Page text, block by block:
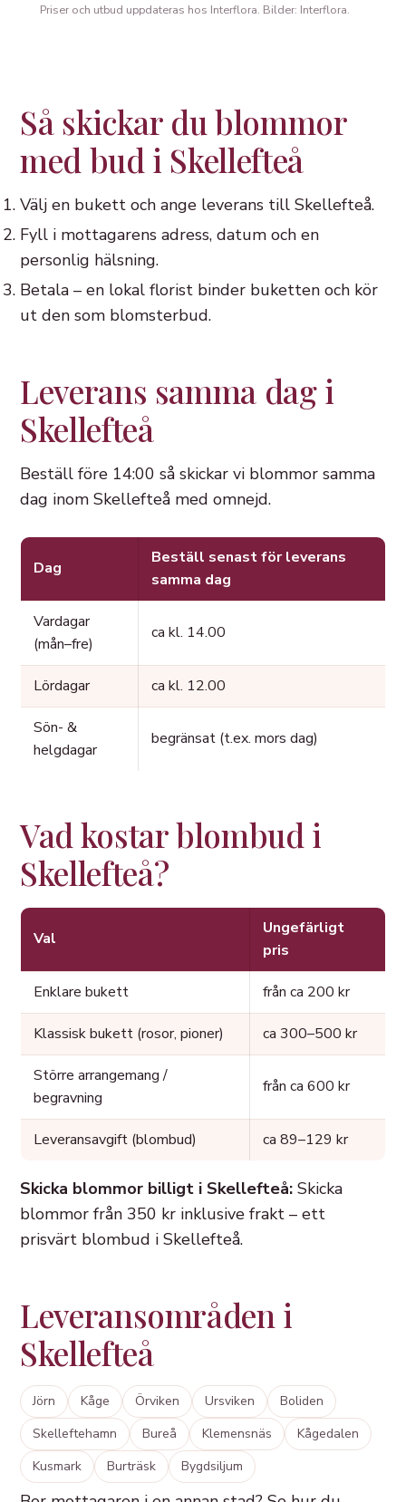
Priser och utbud uppdateras hos Interflora. Bilder: Interflora.
Så skickar du blommor
med bud i Skellefteå
Välj en bukett och ange leverans till Skellefteå.
Fyll i mottagarens adress, datum och en
personlig hälsning.
Betala – en lokal florist binder buketten och kör
ut den som blomsterbud.
Leverans samma dag i
Skellefteå
Beställ före 14:00 så skickar vi blommor samma
dag inom Skellefteå med omnejd.
Dag
Beställ senast för leverans
samma dag
Vardagar
(mån–fre)
ca kl. 14.00
Lördagar ca kl. 12.00
Sön- &
helgdagar
begränsat (t.ex. mors dag)
Vad kostar blombud i
Skellefteå?
Val
Ungefärligt
pris
Enklare bukett från ca 200 kr
Klassisk bukett (rosor, pioner) ca 300–500 kr
Större arrangemang /
begravning
från ca 600 kr
Leveransavgift (blombud) ca 89–129 kr
Skicka blommor billigt i Skellefteå: Skicka
blommor från 350 kr inklusive frakt – ett
prisvärt blombud i Skellefteå.
Leveransområden i
Skellefteå
Jörn Kåge Örviken Ursviken
Boliden
Skelleftehamn
Bureå Klemensnäs
Kågedalen
Kusmark
Burträsk Bygdsiljum